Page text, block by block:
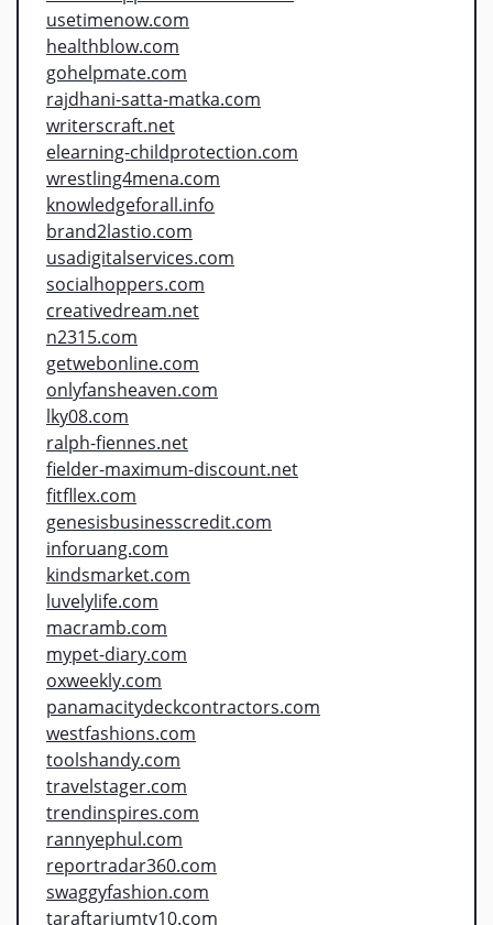
usetimenow.com
healthblow.com
gohelpmate.com
rajdhani-satta-matka.com
writerscraft.net
elearning-childprotection.com
wrestling4mena.com
knowledgeforall.info
brand2lastio.com
usadigitalservices.com
socialhoppers.com
creativedream.net
n2315.com
getwebonline.com
onlyfansheaven.com
lky08.com
ralph-fiennes.net
fielder-maximum-discount.net
fitfllex.com
genesisbusinesscredit.com
inforuang.com
kindsmarket.com
luvelylife.com
macramb.com
mypet-diary.com
oxweekly.com
panamacitydeckcontractors.com
westfashions.com
toolshandy.com
travelstager.com
trendinspires.com
rannyephul.com
reportradar360.com
swaggyfashion.com
taraftariumtv10.com